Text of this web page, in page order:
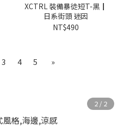
XCTRL 裝備暴徒短T-黑┃
日系街頭 迷因
NT$490
3 4 5 »